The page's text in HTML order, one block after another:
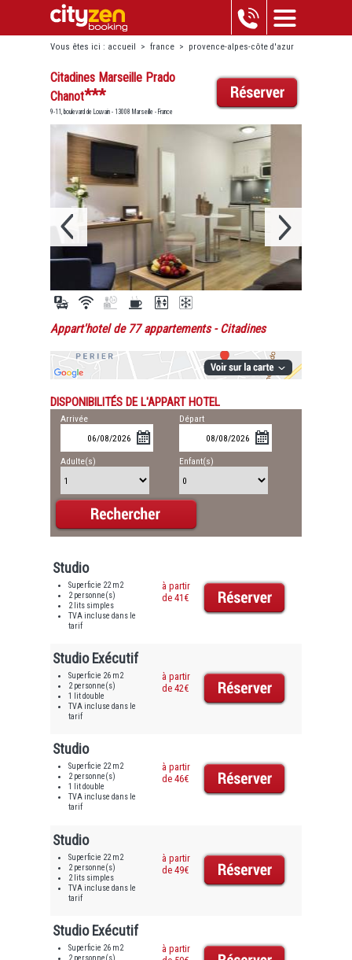
Vous êtes ici : accueil > france > provence-alpes-côte d'azur
>marseille > citadines marseille prado chanot
Citadines Marseille Prado
Chanot***
9-11, boulevard de Louvain - 13008 Marseille - France
Appart'hotel de 77 appartements- Citadines
DISPONIBILITÉS DE L'APPART HOTEL
Arrivée Départ
Adulte(s) Enfant(s)
Studio
Superficie 22 m2
2 personne(s)
2 lits simples
TVA incluse dans le
tarif
à partir
de 41€
Studio Exécutif
Superficie 26 m2
2 personne(s)
1 lit double
TVA incluse dans le
tarif
à partir
de 42€
Studio
Superficie 22 m2
2 personne(s)
1 lit double
TVA incluse dans le
tarif
à partir
de 46€
Studio
Superficie 22 m2
2 personne(s)
2 lits simples
TVA incluse dans le
tarif
à partir
de 49€
Studio Exécutif
Superficie 26 m2
à partir